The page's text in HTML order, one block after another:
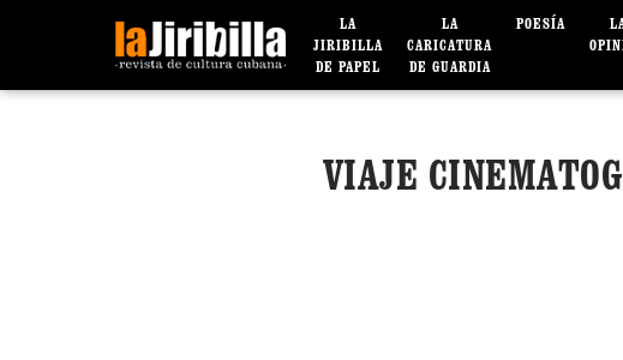
LA
JIRIBILLA
DE PAPEL
LA
CARICATURA
DE GUARDIA
POESÍA
VIAJE